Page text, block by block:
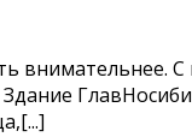
С